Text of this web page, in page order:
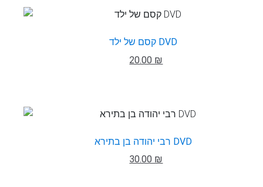
קסם של ילד DVD
20.00 ₪
רבי יהודה בן בתירא DVD
30.00 ₪